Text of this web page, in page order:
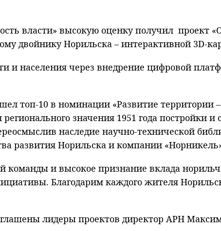
власти» высокую оценку получил проект
двойнику Норильска – интерактивной 3D-
и населения через внедрение цифровой
топ-10 в номинации «Развитие территории
регионального значения 1951 года постройки
наследие научно-технической
развития Норильска и компании
команды и высокое признание вклада
Благодарим каждого жителя
лидеры проектов директор АРН